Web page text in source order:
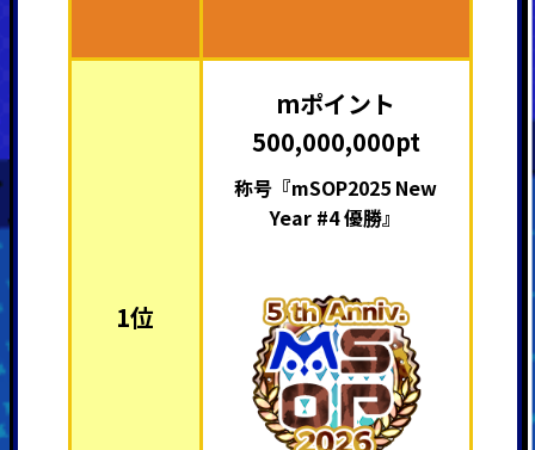
1位
mポイント
500,000,000pt
称号『mSOP2025 New
Year #4 優勝』